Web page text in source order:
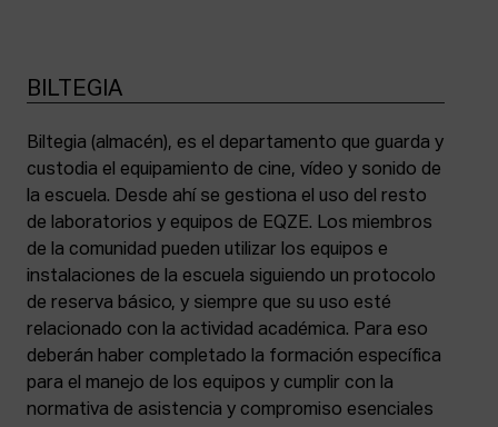
BILTEGIA
Biltegia (almacén), es el departamento que guarda y
custodia el equipamiento de cine, vídeo y sonido de
la escuela. Desde ahí se gestiona el uso del resto
de laboratorios y equipos de EQZE. Los miembros
de la comunidad pueden utilizar los equipos e
instalaciones de la escuela siguiendo un protocolo
de reserva básico, y siempre que su uso esté
relacionado con la actividad académica. Para eso
deberán haber completado la formación específica
para el manejo de los equipos y cumplir con la
normativa de asistencia y compromiso esenciales